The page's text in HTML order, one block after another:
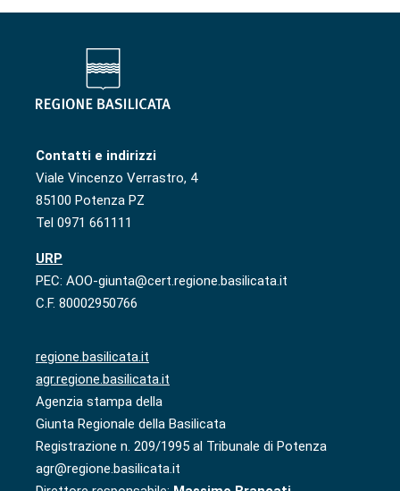
Contatti e indirizzi
Viale Vincenzo Verrastro, 4
85100 Potenza PZ
Tel 0971 661111
URP
PEC: AOO-giunta@cert.regione.basilicata.it
C.F. 80002950766
regione.basilicata.it
agr.regione.basilicata.it
Agenzia stampa della
Giunta Regionale della Basilicata
Registrazione n. 209/1995 al Tribunale di Potenza
agr@regione.basilicata.it